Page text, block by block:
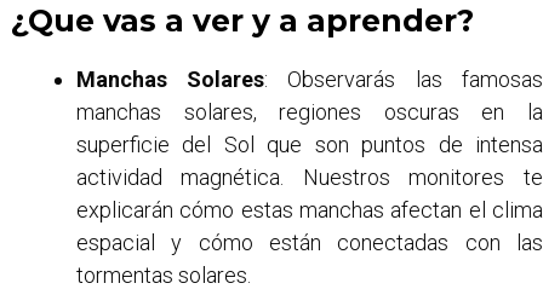
¿Que vas a ver y a aprender?
Manchas Solares: Observarás las famosas
manchas solares, regiones oscuras en la
superficie del Sol que son puntos de intensa
actividad magnética. Nuestros monitores te
explicarán cómo estas manchas afectan el clima
espacial y cómo están conectadas con las
tormentas solares.